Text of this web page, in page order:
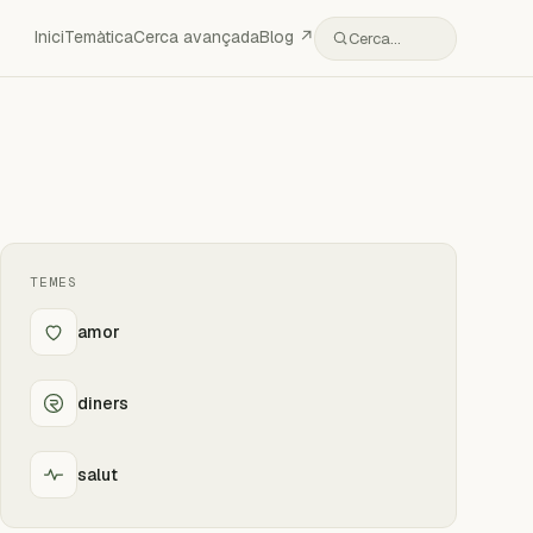
IniciTemàticaCerca avançadaBlog ↗ Cerca…
TEMES
amor
diners
salut